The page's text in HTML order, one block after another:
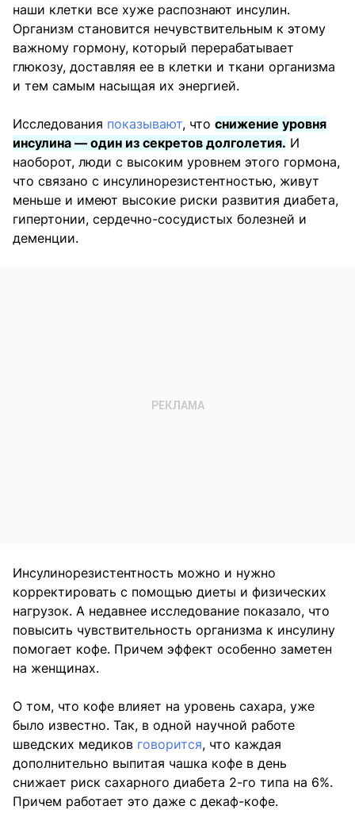
наши клетки все хуже распознают инсулин.
Организм становится нечувствительным к этому
важному гормону, который перерабатывает
глюкозу, доставляя ее в клетки и ткани организма
и тем самым насыщая их энергией.
Исследования показывают, что снижение уровня
инсулина — один из секретов долголетия. И
наоборот, люди с высоким уровнем этого гормона,
что связано с инсулинорезистентностью, живут
меньше и имеют высокие риски развития диабета,
гипертонии, сердечно-сосудистых болезней и
деменции.
Инсулинорезистентность можно и нужно
корректировать с помощью диеты и физических
нагрузок. А недавнее исследование показало, что
повысить чувствительность организма к инсулину
помогает кофе. Причем эффект особенно заметен
на женщинах.
О том, что кофе влияет на уровень сахара, уже
было известно. Так, в одной научной работе
шведских медиков говорится, что каждая
дополнительно выпитая чашка кофе в день
снижает риск сахарного диабета 2-го типа на 6%.
Причем работает это даже с декаф-кофе.